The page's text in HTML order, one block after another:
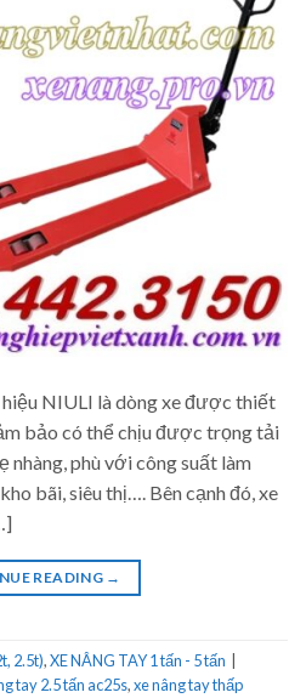
hiệu NIULI là dòng xe được thiết
bảo có thể chịu được trọng tải
nhàng, phù với công suất làm
bãi, siêu thị…. Bên cạnh đó, xe
READING →
2.5t),XE NÂNG TAY 1 tấn - 5 tấn
tay 2.5 tấn ac25s,xe nâng tay thấp